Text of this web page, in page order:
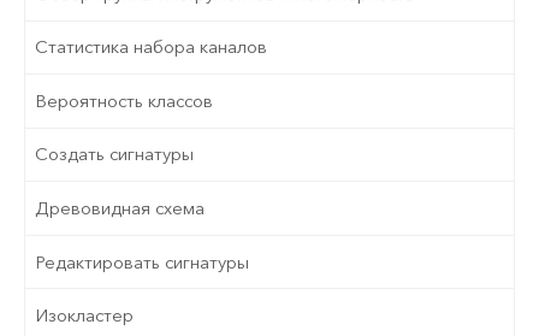
Статистика набора каналов
Вероятность классов
Создать сигнатуры
Древовидная схема
Редактировать сигнатуры
Изокластер